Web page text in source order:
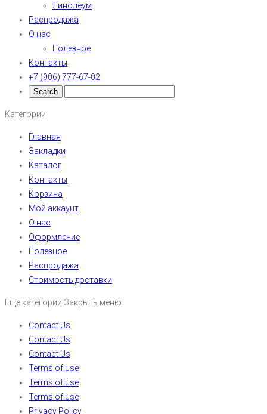
Линолеум
Распродажа
О нас
Полезное
Контакты
+7 (906) 777-67-02
Категории
Главная
Закладки
Каталог
Контакты
Корзина
Мой аккаунт
О нас
Оформление
Полезное
Распродажа
Стоимость доставки
Еще категории Закрыть меню
Contact Us
Contact Us
Contact Us
Terms of use
Terms of use
Terms of use
Privacy Policy